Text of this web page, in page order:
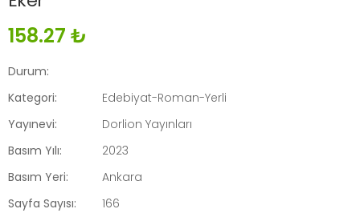
158.27 ₺
Durum:
Kategori:
Edebiyat-Roman-Yerli
Yayınevi:
Dorlion Yayınları
Basım Yılı:
2023
Basım Yeri:
Ankara
Sayfa Sayısı:
166